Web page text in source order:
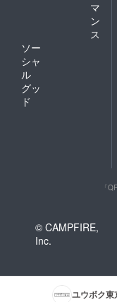
マ
ン
ス
ソー
シャ
ル
グッ
ド
「
© CAMPFIRE,
Inc.
ユウボク